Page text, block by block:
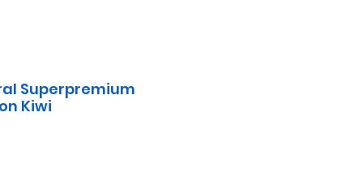
Superpremium
Kiwi